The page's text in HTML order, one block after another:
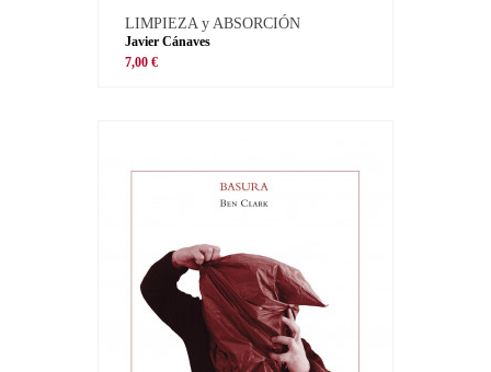
LIMPIEZA y ABSORCIÓN
Javier Cánaves
7,00 €